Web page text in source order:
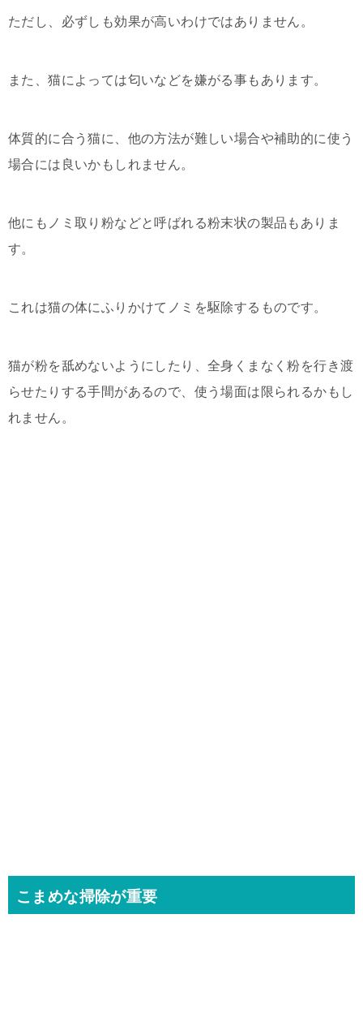
ただし、必ずしも効果が高いわけではありません。
また、猫によっては匂いなどを嫌がる事もあります。
体質的に合う猫に、他の方法が難しい場合や補助的に使う
場合には良いかもしれません。
他にもノミ取り粉などと呼ばれる粉末状の製品もありま
す。
これは猫の体にふりかけてノミを駆除するものです。
猫が粉を舐めないようにしたり、全身くまなく粉を行き渡
らせたりする手間があるので、使う場面は限られるかもし
れません。
こまめな掃除が重要